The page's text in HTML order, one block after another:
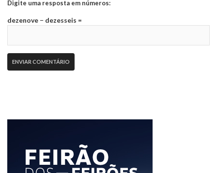
Digite uma resposta em números:
dezenove − dezesseis =